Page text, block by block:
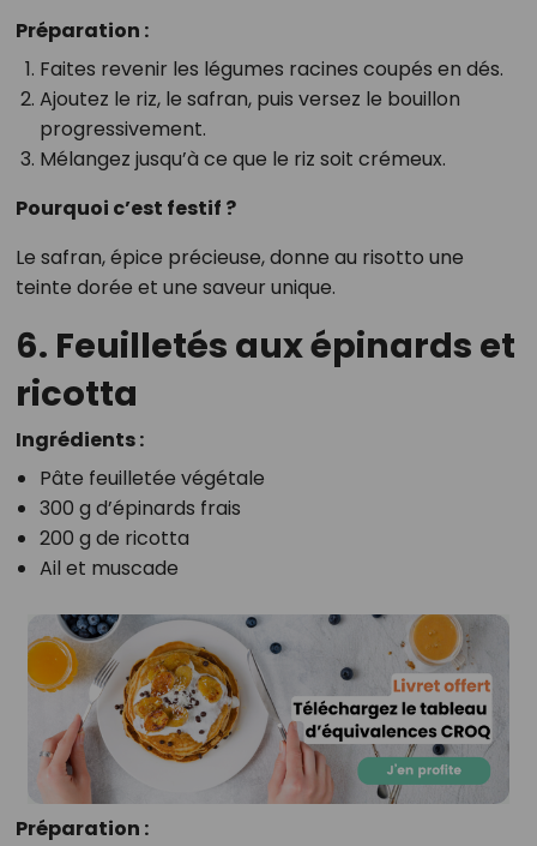
Préparation :
Faites revenir les légumes racines coupés en dés.
Ajoutez le riz, le safran, puis versez le bouillon
progressivement.
Mélangez jusqu’à ce que le riz soit crémeux.
Pourquoi c’est festif ?
Le safran, épice précieuse, donne au risotto une
teinte dorée et une saveur unique.
6. Feuilletés aux épinards et
ricotta
Ingrédients :
Pâte feuilletée végétale
300 g d’épinards frais
200 g de ricotta
Ail et muscade
Préparation :